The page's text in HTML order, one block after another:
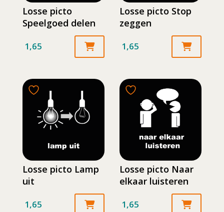
Losse picto
Speelgoed delen
1,65
Losse picto Stop
zeggen
1,65
Losse picto Lamp
uit
1,65
Losse picto Naar
elkaar luisteren
1,65